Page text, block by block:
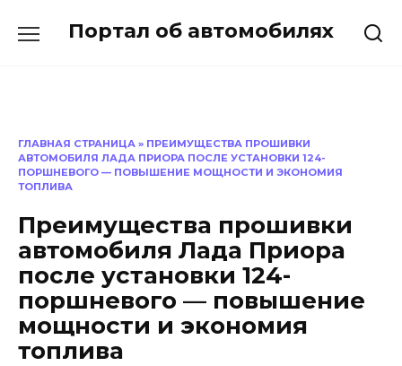
Портал об автомобилях
ГЛАВНАЯ СТРАНИЦА » ПРЕИМУЩЕСТВА ПРОШИВКИ
АВТОМОБИЛЯ ЛАДА ПРИОРА ПОСЛЕ УСТАНОВКИ 124-
ПОРШНЕВОГО — ПОВЫШЕНИЕ МОЩНОСТИ И ЭКОНОМИЯ
ТОПЛИВА
Преимущества прошивки
автомобиля Лада Приора
после установки 124-
поршневого — повышение
мощности и экономия
топлива